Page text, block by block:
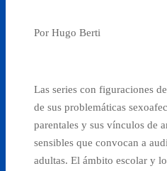
Por Hugo Berti
Las series con figuraciones
de sus problemáticas
parentales y sus vínculos de
sensibles que convocan a
adultas. El ámbito escolar y